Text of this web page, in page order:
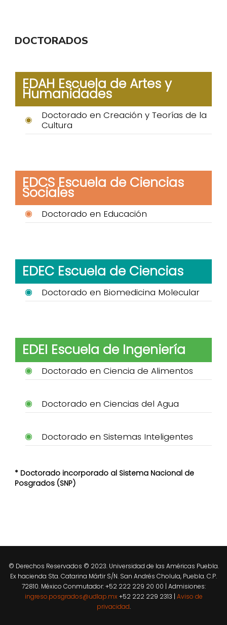
DOCTORADOS
EDAH Escuela de Artes y
Humanidades
Doctorado en Creación y Teorías de la
Cultura
EDCS Escuela de Ciencias
Sociales
Doctorado en Educación
EDEC Escuela de Ciencias
Doctorado en Biomedicina Molecular
EDEI Escuela de Ingeniería
Doctorado en Ciencia de Alimentos
Doctorado en Ciencias del Agua
Doctorado en Sistemas Inteligentes
* Doctorado incorporado al Sistema Nacional de
Posgrados (SNP)
© Derechos Reservados © 2023. Universidad de las Américas Puebla.
Ex hacienda Sta. Catarina Mártir S/N. San Andrés Cholula, Puebla. C.P.
72810. México Conmutador: +52 222 229 20 00 | Admisiones:
ingreso.posgrados@udlap.mx +52 222 229 2313 | Aviso de
privacidad.